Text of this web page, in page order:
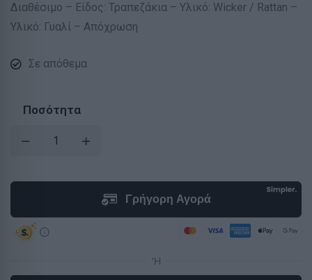
Διαθέσιμο – Είδος: Τραπεζάκια – Υλικό: Wicker / Rattan –
Υλικό: Γυαλί – Απόχρωση
Σε απόθεμα
Ποσότητα